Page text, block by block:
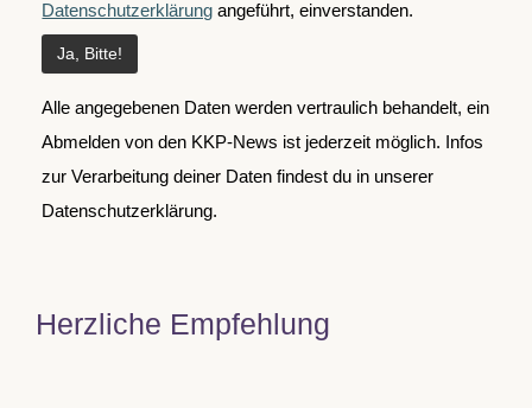
Datenschutzerklärung angeführt, einverstanden.
Alle angegebenen Daten werden vertraulich behandelt, ein
Abmelden von den KKP-News ist jederzeit möglich. Infos
zur Verarbeitung deiner Daten findest du in unserer
Datenschutzerklärung.
Herzliche Empfehlung